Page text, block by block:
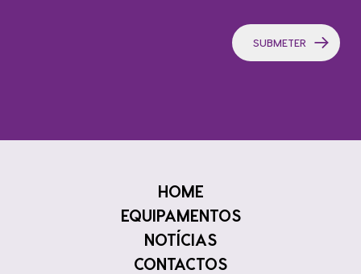
SUBMETER
HOME
EQUIPAMENTOS
NOTÍCIAS
CONTACTOS